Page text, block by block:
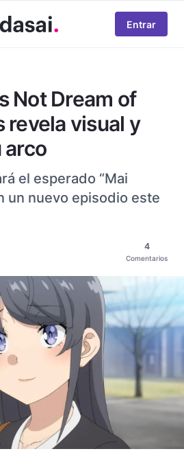
Entrar
Not Dream of
revela visual y
arco
el esperado “Mai
un nuevo episodio este
4
Comentarios